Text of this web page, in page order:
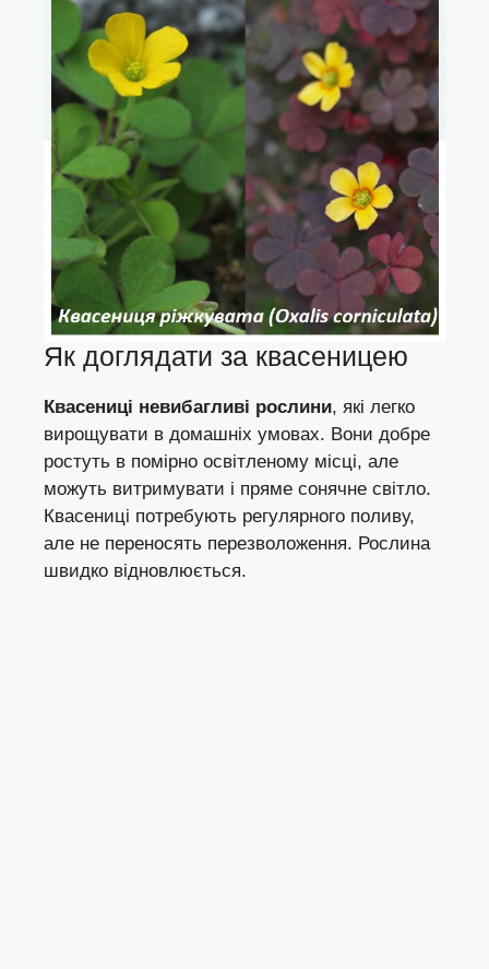
Як доглядати за квасеницею
Квасениці невибагливі рослини, які легко
вирощувати в домашніх умовах. Вони добре
ростуть в помірно освітленому місці, але
можуть витримувати і пряме сонячне світло.
Квасениці потребують регулярного поливу,
але не переносять перезволоження. Рослина
швидко відновлюється.